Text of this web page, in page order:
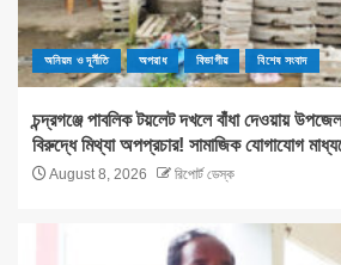
অনিয়ম ও দূর্নীতি অপরাধ বিভাগীয় বিশেষ সংবাদ
চন্দ্রগঞ্জে পাবলিক টয়লেট দখলে বাঁধা দেওয়ায়
বিরুদ্ধে মিথ্যা অপপ্রচার! সামাজিক যোগাযোগ
August 8, 2026 রিপোর্ট ডেস্ক